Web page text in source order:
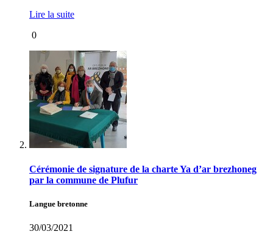
Lire la suite
0
Cérémonie de signature de la charte Ya d’ar brezhoneg
par la commune de Plufur
Langue bretonne
30/03/2021